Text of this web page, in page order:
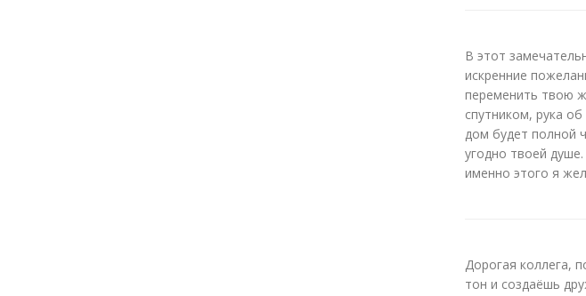
В этот
искренние
переменить твою
спутником, рука
дом будет полной
угодно твоей
именно этого я
Дорогая коллега,
тон и создаёшь